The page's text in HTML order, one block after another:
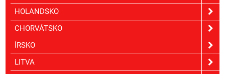
HOLANDSKO
CHORVÁTSKO
ÍRSKO
LITVA